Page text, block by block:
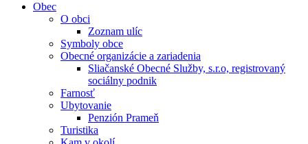
Obec
O obci
Zoznam ulíc
Symboly obce
Obecné organizácie a zariadenia
Sliačanské Obecné Služby, s.r.o, registrovaný
sociálny podnik
Farnosť
Ubytovanie
Penzión Prameň
Turistika